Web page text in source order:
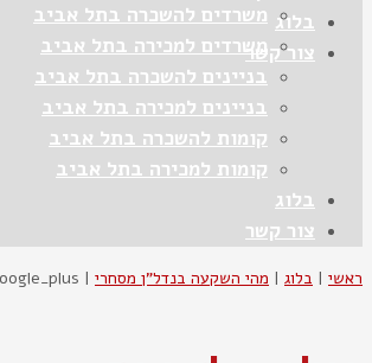
בלוג
צור קשר
משרדים להשכרה בתל אביב
משרדים למכירה בתל אביב
בניינים להשכרה בתל אביב
בניינים למכירה בתל אביב
קומות להשכרה בתל אביב
קומות למכירה בתל אביב
בלוג
צור קשר
ראשי | בלוג | מהי השקעה בנדל"ן מסחרי |